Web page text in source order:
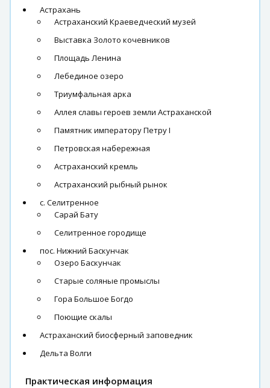
Астрахань
Астраханский Краеведческий музей
Выставка Золото кочевников
Площадь Ленина
Лебединое озеро
Триумфальная арка
Аллея славы героев земли Астраханской
Памятник императору Петру I
Петровская набережная
Астраханский кремль
Астраханский рыбный рынок
с. Селитренное
Сарай Бату
Селитренное городище
пос. Нижний Баскунчак
Озеро Баскунчак
Старые соляные промыслы
Гора Большое Богдо
Поющие скалы
Астраханский биосферный заповедник
Дельта Волги
Практическая информация